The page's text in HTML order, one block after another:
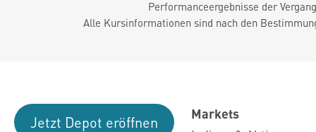
Performanceergebnisse der
Alle Kursinformationen sind nach den
Jetzt Depot eröffnen
Markets